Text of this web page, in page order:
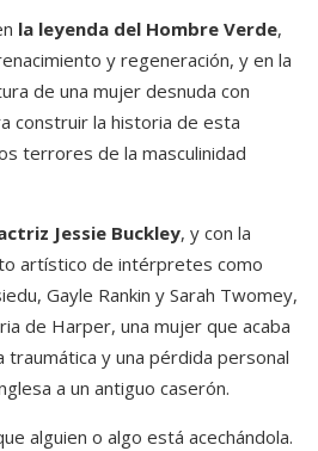
la leyenda del Hombre Verde,
y regeneración, y en la
de una mujer desnuda con
construir la historia de esta
terrores de la masculinidad
Jessie Buckley, y con la
artístico de intérpretes como
Gayle Rankin y Sarah Twomey,
de Harper, una mujer que acaba
traumática y una pérdida personal
a un antiguo caserón.
alguien o algo está acechándola.